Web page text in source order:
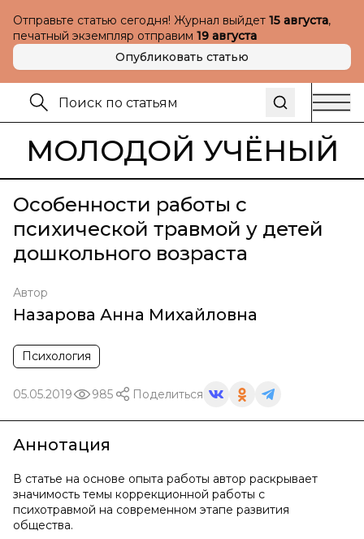
Отправьте статью сегодня! Журнал выйдет 15 августа,
печатный экземпляр отправим 19 августа
Опубликовать статью
МОЛОДОЙ УЧЁНЫЙ
Особенности работы с
психической травмой у детей
дошкольного возраста
Автор
Назарова Анна Михайловна
Психология
05.05.2019 985 Поделиться
Аннотация
В статье на основе опыта работы автор раскрывает
значимость темы коррекционной работы с
психотравмой на современном этапе развития
общества.